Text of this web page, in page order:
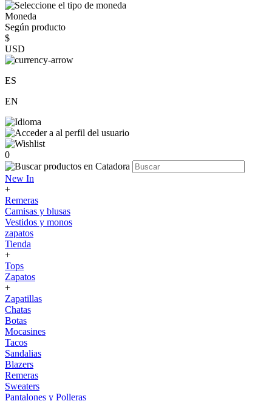
Moneda
Según producto
$
USD
ES
EN
0
New In
+
Remeras
Camisas y blusas
Vestidos y monos
zapatos
Tienda
+
Tops
Zapatos
+
Zapatillas
Chatas
Botas
Mocasines
Tacos
Sandalias
Blazers
Remeras
Sweaters
Pantalones y Polleras